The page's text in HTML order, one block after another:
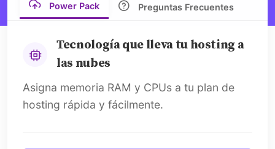
Power Pack Preguntas Frecuentes
Tecnología que lleva tu hosting a
las nubes
Asigna memoria RAM y CPUs a tu plan de
hosting rápida y fácilmente.